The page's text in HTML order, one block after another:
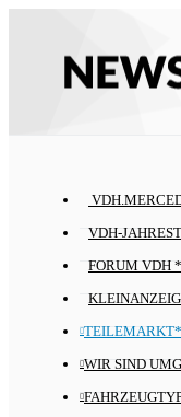
VDH-
FORUM VDH *
TEILEMARKT*
WIR SIND